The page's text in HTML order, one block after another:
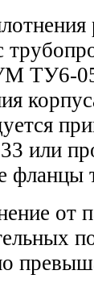
ТУ6-
или
фланцы
от